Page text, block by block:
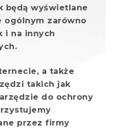
będą wyświetlane
ogólnym zarówno
i na innych
a także
takich jak
do ochrony
przez firmy